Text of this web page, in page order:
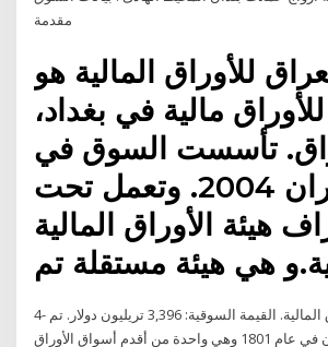
مقدمة
للأوراق المالية هو
مالية في بغداد،
تأسست السوق في
حزيران 2004. وتعمل تحت
هيئة الأوراق المالية
4- سوق لندن للأوراق المالية. القيمة السوقية: 3,396 تريليون دولار. تم
إنشاء بورصة لندن في عام 1801 وهي واحدة من أقدم أسواق الأوراق